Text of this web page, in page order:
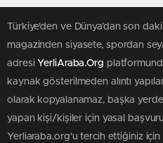
Türkiye'den ve Dünya’dan son
magazinden siyasete, spordan
adresi YerliAraba.Org
kaynak gösterilmeden alıntı
olarak kopyalanamaz, başka yerde
yapan kişi/kişiler için yasal
Yerliaraba.org'u tercih ettiğiniz